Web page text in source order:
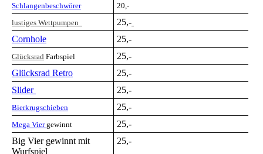
Schlangenbeschwörer
20,-
lustiges Wettpumpen
25,-
Cornhole
25,-
Glücksrad Farbspiel
25,-
Glücksrad Retro
25,-
Slider
25,-
Bierkrugschieben 25,-
Mega Viergewinnt
25,-
Big Vier gewinnt mit
Wurfspiel
25,-